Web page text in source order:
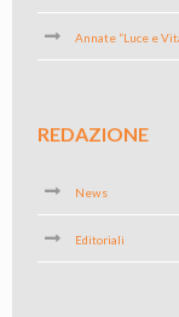
Annate “Luce e
REDAZIONE
News
Editoriali